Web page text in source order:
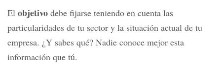
El objetivo debe fijarse teniendo en cuenta las
particularidades de tu sector y la situación actual de tu
empresa. ¿Y sabes qué? Nadie conoce mejor esta
información que tú.